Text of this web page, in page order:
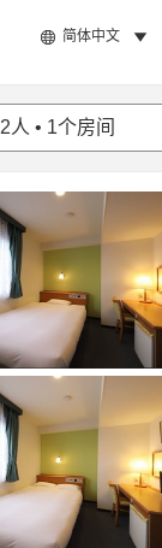
简体中文
2人 • 1个房间